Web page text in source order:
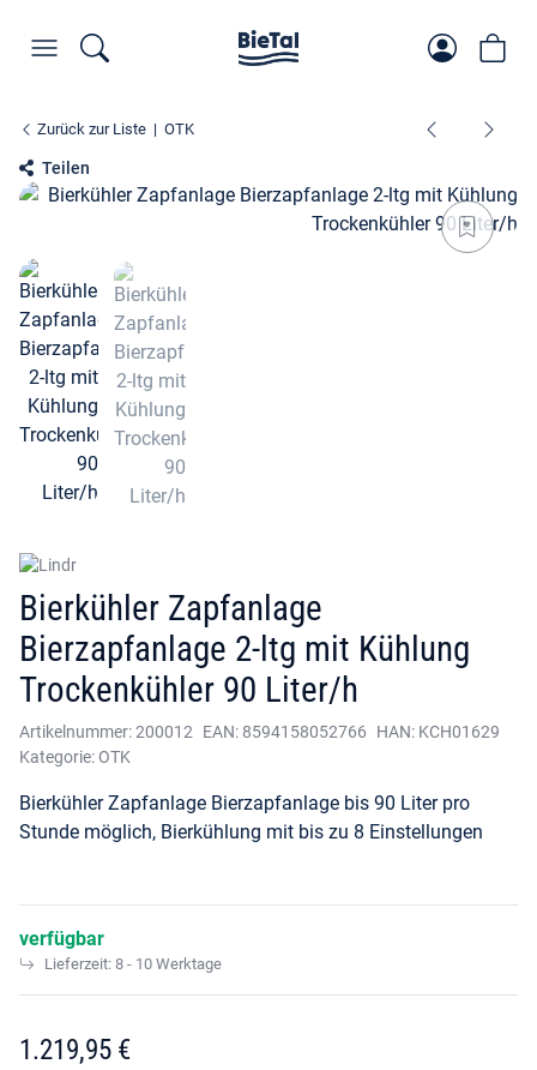
Zurück zur Liste OTK
Bierkühler Zapfanlage
Bierzapfanlage 2-ltg mit Kühlung
Trockenkühler 90 Liter/h
Artikelnummer:200012 EAN: 8594158052766 HAN: KCH01629
Kategorie: OTK
Bierkühler Zapfanlage Bierzapfanlage bis 90 Liter pro
Stunde möglich, Bierkühlung mit bis zu 8 Einstellungen
verfügbar
Lieferzeit: 8 - 10 Werktage
1.219,95 €
Teilen